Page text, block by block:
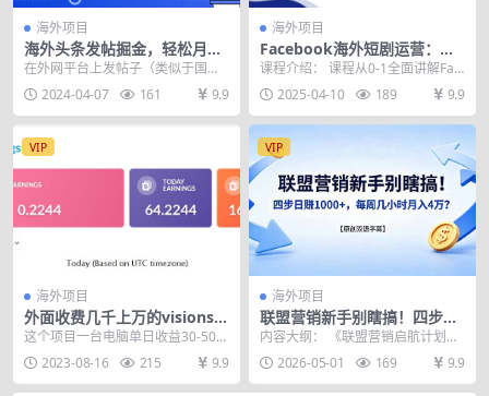
海外项目
海外头条发帖掘金，轻松月入
10000+，无脑搬运发布，新手
小白无门槛
在外网平台上发帖子（类似于国内
头条），回帖，讨论都可以获得奖
金，帖子点赞数越高，...
2024-04-07 161 9.9
海外项目
Facebook海外短剧运营：一
个月涨粉10万，从0基础到实
战，快速实现收入到账
课程介绍： 课程从0-1全面讲解Fac
ebook短剧，短剧出海FB精品系列
课，出...
2025-04-10 189 9.9
VIP
海外项目
外面收费几千上万的visionst
ube愿景管撸美金项目，单日3
这个项目一台电脑单日收益30-50美
金哈，1个有效播放0.0022美金，1
000...2023-08-16 215 9.9
VIP
海外项目
联盟营销新手别瞎搞！四步日
赚 1000+，每周几小时月入 4
内容大纲： 《联盟营销启航计划》
专为初学者设计，通过简单可复制
的实操步骤与免费附...
2026-05-01 169 9.9